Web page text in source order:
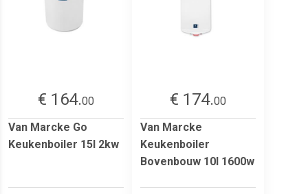
€ 164.00
Van Marcke Go
Keukenboiler 15l 2kw
€ 174.00
Van Marcke
Keukenboiler
Bovenbouw 10l 1600w